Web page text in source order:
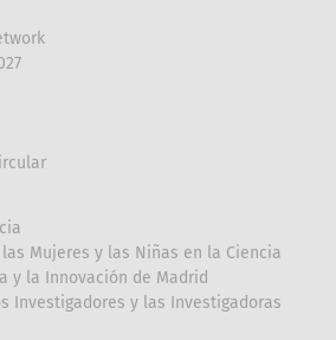
Mujeres y las Niñas en la Ciencia
y la Innovación de Madrid
Investigadores y las Investigadoras